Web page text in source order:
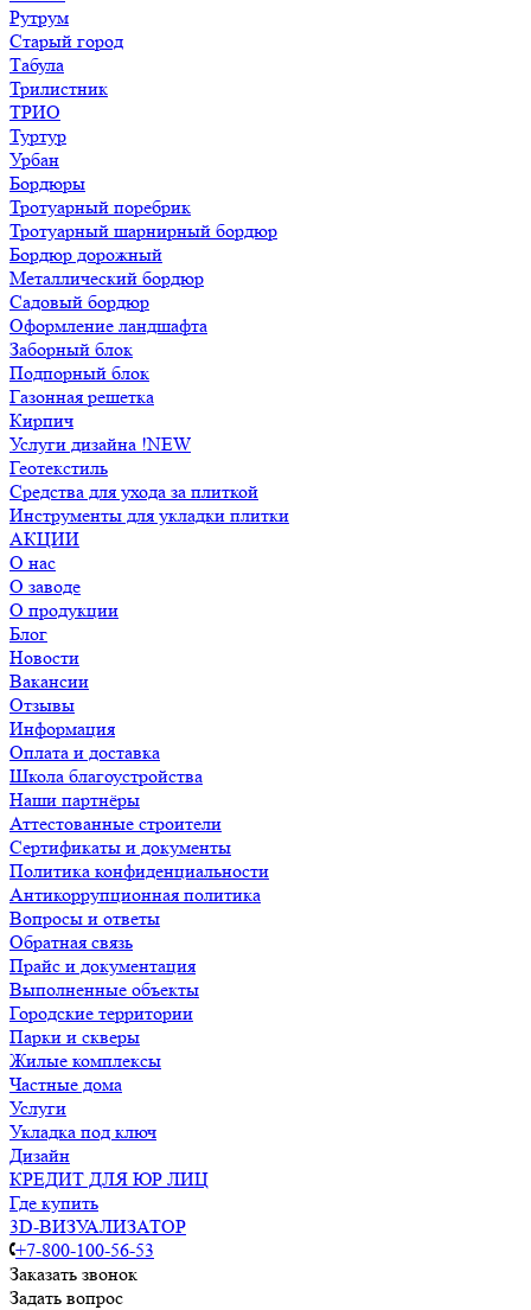
Рутрум
Старый город
Табула
Трилистник
ТРИО
Туртур
Урбан
Бордюры
Тротуарный поребрик
Тротуарный шарнирный бордюр
Бордюр дорожный
Металлический бордюр
Садовый бордюр
Оформление ландшафта
Заборный блок
Подпорный блок
Газонная решетка
Кирпич
Услуги дизайна !NEW
Геотекстиль
Средства для ухода за плиткой
Инструменты для укладки плитки
АКЦИИ
О нас
О заводе
О продукции
Блог
Новости
Вакансии
Отзывы
Информация
Оплата и доставка
Школа благоустройства
Наши партнёры
Аттестованные строители
Сертификаты и документы
Политика конфиденциальности
Антикоррупционная политика
Вопросы и ответы
Обратная связь
Прайс и документация
Выполненные объекты
Городские территории
Парки и скверы
Жилые комплексы
Частные дома
Услуги
Укладка под ключ
Дизайн
КРЕДИТ ДЛЯ ЮР ЛИЦ
Где купить
3D-ВИЗУАЛИЗАТОР
+7-800-100-56-53
Заказать звонок
Задать вопрос